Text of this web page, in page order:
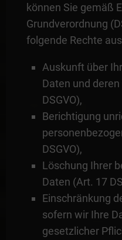
können Sie gemäß
Grundverordnung
folgende Rechte
Auskunft über
Daten und
DSGVO),
Berichtigung
DSGVO),
Löschung Ihrer
Daten (Art. 17
Einschränkung
sofern wir Ihre
gesetzlicher